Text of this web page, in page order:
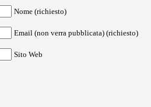
Nome (richiesto)
Email (non verra pubblicata) (richiesto)
Sito Web